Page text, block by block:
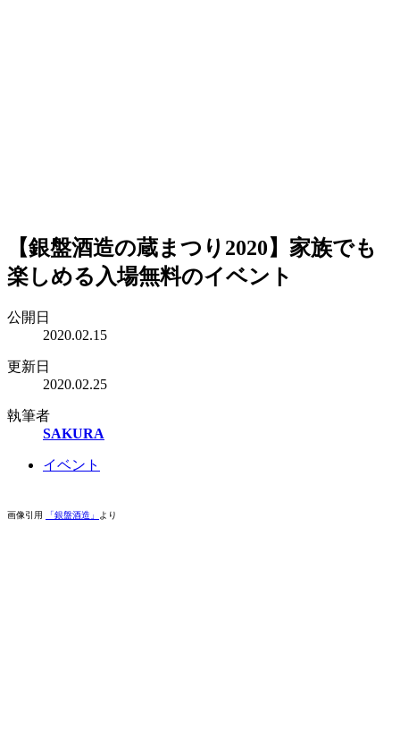
【銀盤酒造の蔵まつり2020】家族でも
楽しめる入場無料のイベント
公開日
2020.02.15
更新日
2020.02.25
執筆者
SAKURA
イベント
画像引用 「銀盤酒造」 より